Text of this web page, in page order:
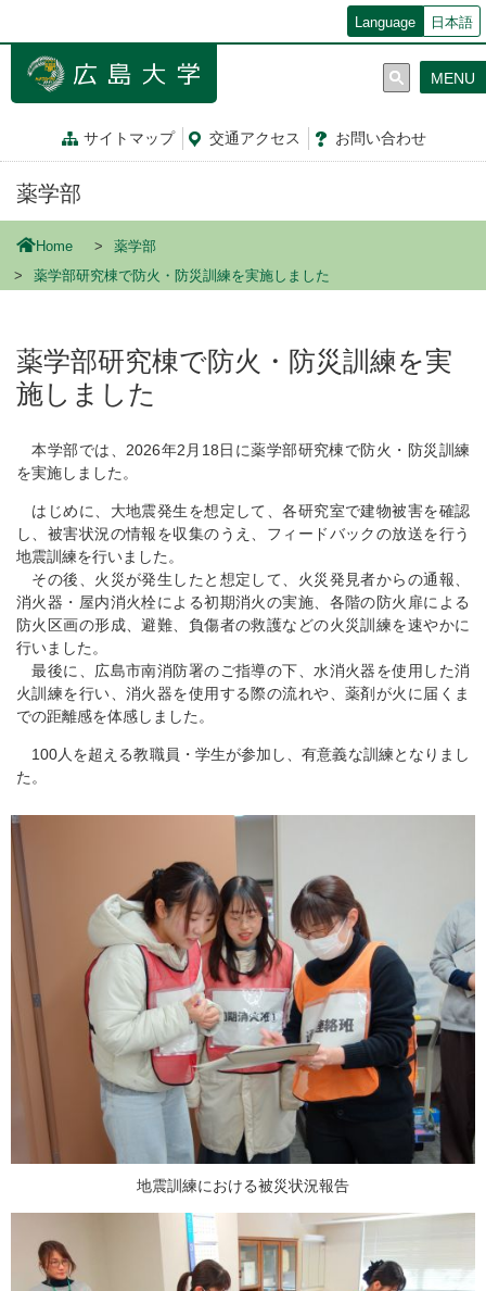
ン
Language 日本語
サイトマップ 交通アクセス お問い合わせ
MENU
薬学部
Home
薬学部
薬学部研究棟で防火・防災訓練を実施しました
薬学部研究棟で防火・防災訓練を実
施しました
本学部では、2026年2月18日に薬学部研究棟で防火・防災訓練
を実施しました。
はじめに、大地震発生を想定して、各研究室で建物被害を確認
し、被害状況の情報を収集のうえ、フィードバックの放送を行う
地震訓練を行いました。
その後、火災が発生したと想定して、火災発見者からの通報、
消火器・屋内消火栓による初期消火の実施、各階の防火扉による
防火区画の形成、避難、負傷者の救護などの火災訓練を速やかに
行いました。
最後に、広島市南消防署のご指導の下、水消火器を使用した消
火訓練を行い、消火器を使用する際の流れや、薬剤が火に届くま
での距離感を体感しました。
100人を超える教職員・学生が参加し、有意義な訓練となりまし
た。
地震訓練における被災状況報告